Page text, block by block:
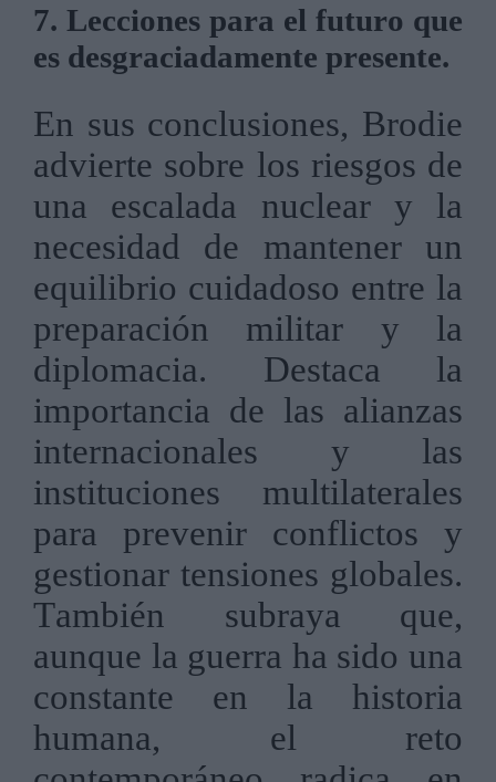
7. Lecciones para el futuro que
es desgraciadamente presente.
En sus conclusiones, Brodie
advierte sobre los riesgos de
una escalada nuclear y la
necesidad de mantener un
equilibrio cuidadoso entre la
preparación militar y la
diplomacia. Destaca la
importancia de las alianzas
internacionales y las
instituciones multilaterales
para prevenir conflictos y
gestionar tensiones globales.
También subraya que,
aunque la guerra ha sido una
constante en la historia
humana, el reto